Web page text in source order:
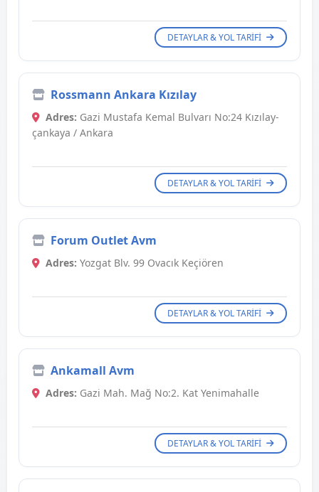
DETAYLAR & YOL TARIFI
Rossmann Ankara Kızılay
Adres: Gazi Mustafa Kemal Bulvarı No:24 Kızılay-
çankaya / Ankara
DETAYLAR & YOL TARIFI
Forum Outlet Avm
Adres: Yozgat Blv. 99 Ovacık Keçiören
DETAYLAR & YOL TARIFI
Ankamall Avm
Adres: Gazi Mah. Mağ No:2. Kat Yenimahalle
DETAYLAR & YOL TARIFI